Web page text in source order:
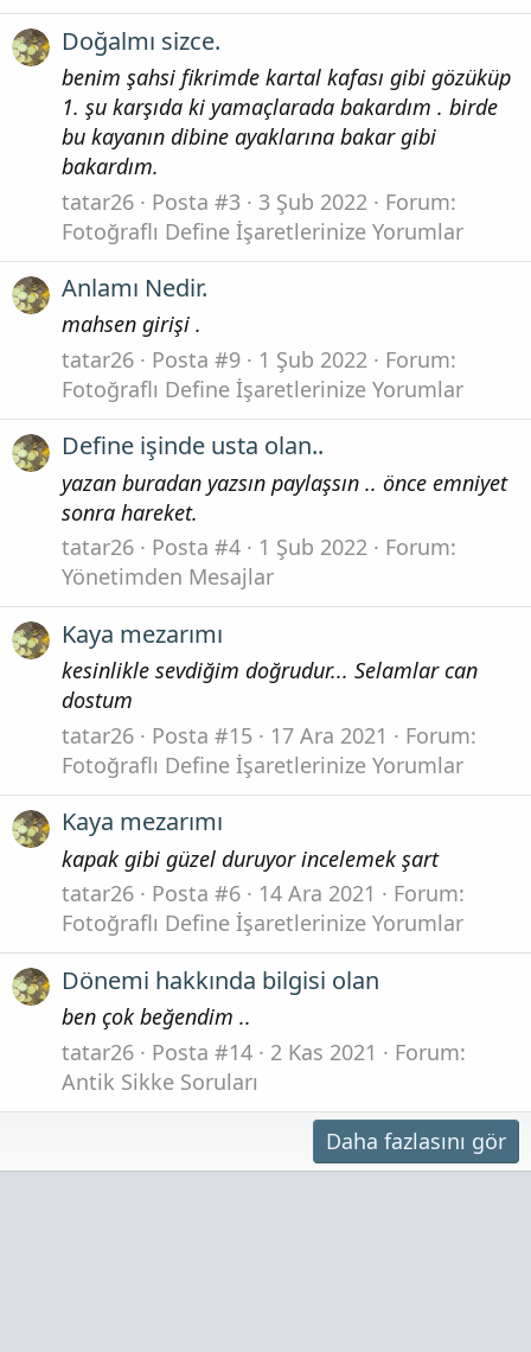
Doğalmı sizce.
benim şahsi fikrimde kartal kafası gibi gözüküp
1. şu karşıda ki yamaçlarada bakardım . birde
bu kayanın dibine ayaklarına bakar gibi
bakardım.
tatar26
Posta #3 3 Şub 2022
Forum:
Fotoğraflı Define İşaretlerinize Yorumlar
Anlamı Nedir.
mahsen girişi .
tatar26
Posta #9 1 Şub 2022
Forum:
Fotoğraflı Define İşaretlerinize Yorumlar
Define işinde usta olan..
yazan buradan yazsın paylaşsın .. önce emniyet
sonra hareket.
tatar26
Posta #4 1 Şub 2022
Forum:
Yönetimden Mesajlar
Kaya mezarımı
kesinlikle sevdiğim doğrudur... Selamlar can
dostum
tatar26
Posta #15 17 Ara 2021
Forum:
Fotoğraflı Define İşaretlerinize Yorumlar
Kaya mezarımı
kapak gibi güzel duruyor incelemek şart
tatar26
Posta #6 14 Ara 2021
Forum:
Fotoğraflı Define İşaretlerinize Yorumlar
Dönemi hakkında bilgisi olan
ben çok beğendim ..
tatar26
Posta #14 2 Kas 2021
Forum:
Antik Sikke Soruları
Daha fazlasını gör